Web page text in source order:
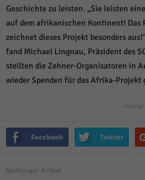
Geschichte zu leisten. „Sie leisten
auf dem afrikanischen Kontinent!
zeichnet dieses Projekt besonders
fand Michael Lingnau, Präsident des
stellten die Zehner-Organisatoren in
wieder Spenden für das Afrika-Projekt
- Anzeige -
Facebook Twitter
Vorheriger Artikel
powered by Borlabs Cookie